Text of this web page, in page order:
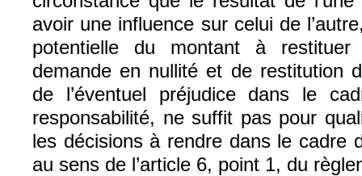
avoir une influence sur celui de
potentielle du montant à
demande en nullité et de restitution
de l’éventuel préjudice dans le
responsabilité, ne suffit pas pour
les décisions à rendre dans le cadre
au sens de l’article 6, point 1, du